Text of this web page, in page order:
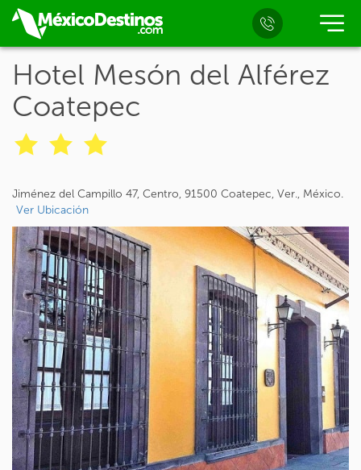
Hotel Mesón del Alférez
Coatepec
Jiménez del Campillo 47, Centro, 91500 Coatepec, Ver., México.
Ver Ubicación